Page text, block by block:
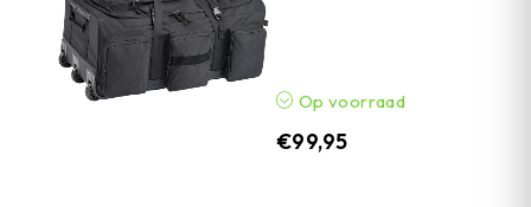
Op voorraad
€99,95